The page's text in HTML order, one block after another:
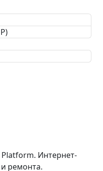
Platform. Интернет-
ремонта.